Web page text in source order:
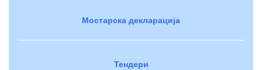
Мостарска декларација
Тендери